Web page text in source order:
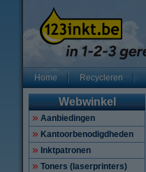
Home Recycleren
Webwinkel
Aanbiedingen
Kantoorbenodigdheden
Inktpatronen
Toners (laserprinters)